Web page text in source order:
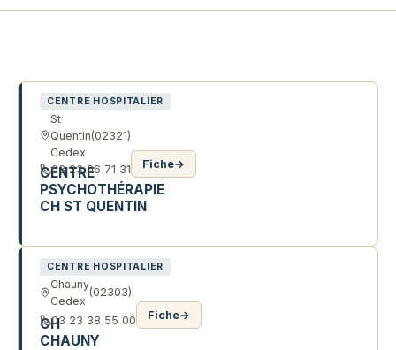
Liste des établissements de santé
CENTRE HOSPITALIER
St
Quentin
Cedex
(02321)
CENTRE
PSYCHOTHÉRAPIE
CH ST QUENTIN
03 23 06 71 31 Fiche→
CENTRE HOSPITALIER
Chauny
Cedex
(02303)
CH
CHAUNY
03 23 38 55 00 Fiche→